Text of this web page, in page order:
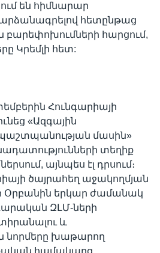
են հիմնարար
արձանագրելով հետընթաց
հարցում,
Կրեմլի հետ:
Հունգարիայի
«Ազգային
մասին»
տեղիք
այնպես էլ դրսում։
ծայրահեղ աջակողմյան
երկար ժամանակ
ԶԼՄ-ների
և
նորմերը խաթարող
համակարգ